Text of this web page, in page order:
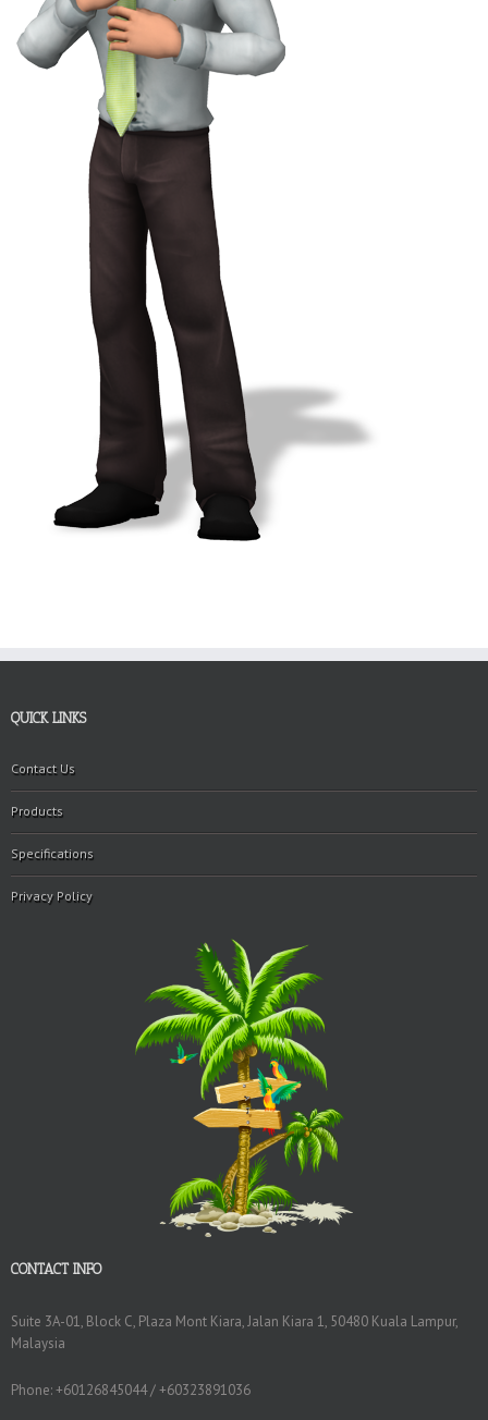
QUICK LINKS
Contact Us
Products
Specifications
Privacy Policy
CONTACT INFO
Suite 3A-01, Block C, Plaza Mont Kiara, Jalan Kiara 1, 50480 Kuala Lampur,
Malaysia
Phone: +60126845044 / +60323891036